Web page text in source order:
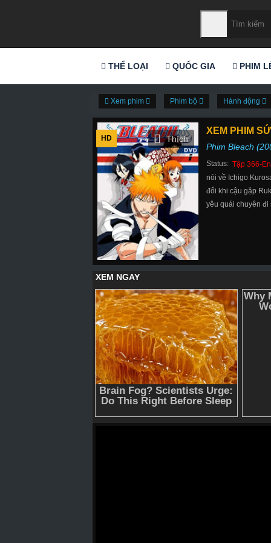
THỂ LOẠI QUỐC GIA PHIM
Xem phim Phim bộ Hành động
HD
XEM PHIM
Phim Bleach
Status: Tập 366-
nói về Ichigo
đổi khi cậu gặp
yêu quái chuyên